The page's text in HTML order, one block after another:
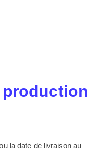
la date de livraison au